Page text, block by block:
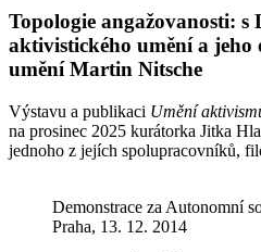
Topologie angažovanosti:
aktivistického umění a jeho
uměníMartin Nitsche
Výstavu a publikaci Umění
na prosinec 2025 kurátorka Jitka
jednoho z jejích spolupracovníků,
Demonstrace za Autonomní
Praha, 13. 12. 2014